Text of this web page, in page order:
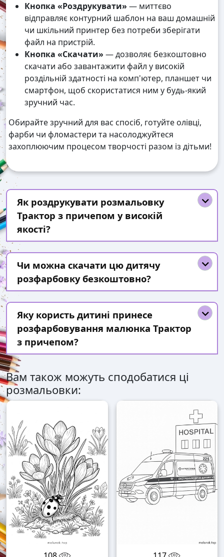
Кнопка «Роздрукувати» — миттєво
відправляє контурний шаблон на ваш домашній
чи шкільний принтер без потреби зберігати
файл на пристрій.
Кнопка «Скачати» — дозволяє безкоштовно
скачати або завантажити файл у високій
роздільній здатності на комп'ютер, планшет чи
смартфон, щоб скористатися ним у будь-який
зручний час.
Обирайте зручний для вас спосіб, готуйте олівці,
фарби чи фломастери та насолоджуйтеся
захоплюючим процесом творчості разом із дітьми!
Як роздрукувати розмальовку
Трактор з причепом у високій
якості?
Чи можна скачати цю дитячу
розфарбовку безкоштовно?
Яку користь дитині принесе
розфарбовування малюнка Трактор
з причепом?
Вам також можуть сподобатися ці
розмальовки: